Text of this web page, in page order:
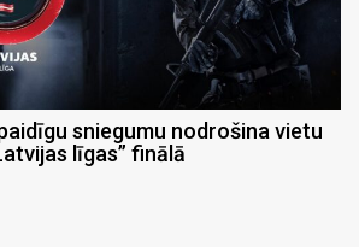
sniegumu nodrošina vietu
līgas” finālā